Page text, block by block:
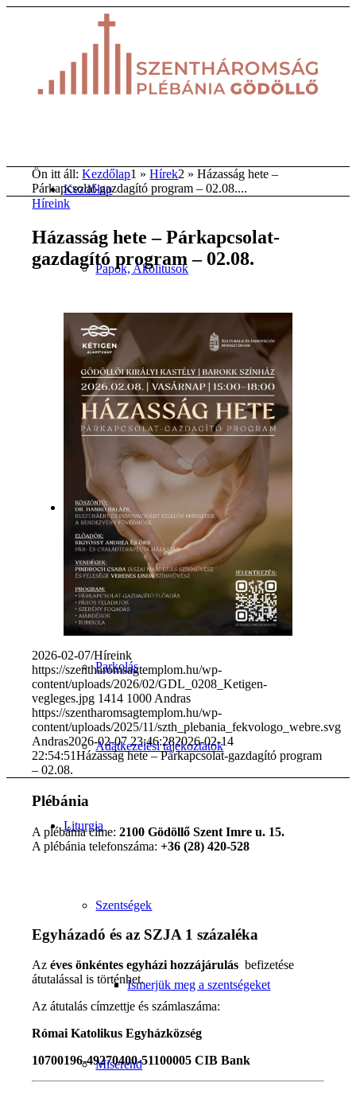
Kezdőlap
Papok, Akolitusok
Templomok
Új vagyok itt
Hivatali ügyek
Hivatal
Parkolás
Adatkezelési tájékoztatók
Liturgia
Szentségek
Ismerjük meg a szentségeket
Miserend
Ön itt áll: Kezdőlap1 »Hírek2 »Házasság hete –
Párkapcsolat-gazdagító program – 02.08....
Híreink
Házasság hete – Párkapcsolat-
gazdagító program – 02.08.
2026-02-07/Híreink
https://szentharomsagtemplom.hu/wp-
content/uploads/2026/02/GDL_0208_Ketigen-
vegleges.jpg 1414 1000 Andras
https://szentharomsagtemplom.hu/wp-
content/uploads/2025/11/szth_plebania_fekvologo_webre.svg
Andras2026-02-07 23:46:282026-02-14
22:54:51Házasság hete – Párkapcsolat-gazdagító program
– 02.08.
Plébánia
A plébánia címe:2100 Gödöllő Szent Imre u. 15.
A plébánia telefonszáma:+36 (28) 420-528
Egyházadó és az SZJA 1 százaléka
Azéves önkéntes egyházi hozzájárulás befizetése
átutalással is történhet.
Az átutalás címzettje és számlaszáma:
Római Katolikus Egyházközség
10700196-49270400-51100005 CIB Bank